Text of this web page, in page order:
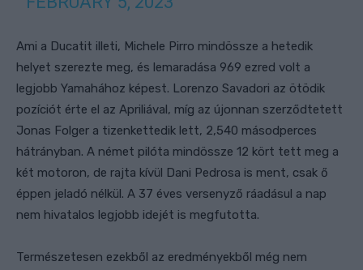
Ami a Ducatit illeti, Michele Pirro mindössze a hetedik
helyet szerezte meg, és lemaradása 969 ezred volt a
legjobb Yamahához képest. Lorenzo Savadori az ötödik
pozíciót érte el az Apriliával, míg az újonnan szerződtetett
Jonas Folger a tizenkettedik lett, 2,540 másodperces
hátrányban. A német pilóta mindössze 12 kört tett meg a
két motoron, de rajta kívül Dani Pedrosa is ment, csak ő
éppen jeladó nélkül. A 37 éves versenyző ráadásul a nap
nem hivatalos legjobb idejét is megfutotta.
Természetesen ezekből az eredményekből még nem